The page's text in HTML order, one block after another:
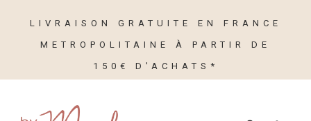
LIVRAISON GRATUITE EN FRANCE
METROPOLITAINE À PARTIR DE
150€ D'ACHATS*